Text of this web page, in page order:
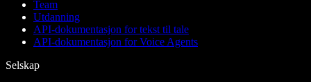
Team
Utdanning
API-dokumentasjon for tekst til tale
API-dokumentasjon for Voice Agents
Selskap